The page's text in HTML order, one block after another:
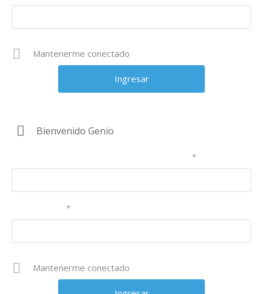
Mantenerme conectado
Bienvenido Genio
*
*
Mantenerme conectado